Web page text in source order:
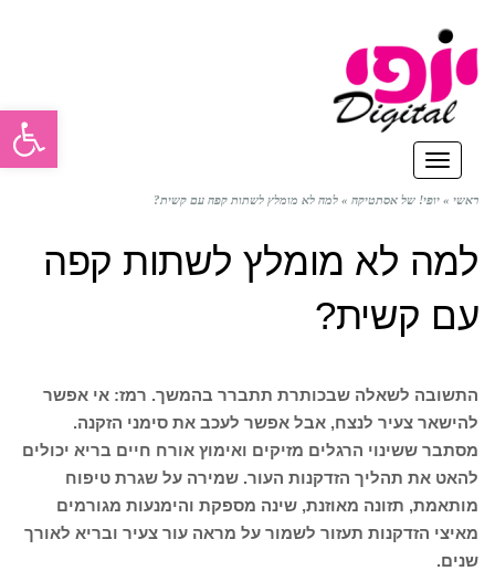
תפריט
ראשי » יופי! של אסתטיקה » למה לא מומלץ לשתות קפה עם קשית?
למה לא מומלץ לשתות קפה
עם קשית?
התשובה לשאלה שבכותרת תתברר בהמשך. רמז: אי אפשר
להישאר צעיר לנצח, אבל אפשר לעכב את סימני הזקנה.
מסתבר ששינוי הרגלים מזיקים ואימוץ אורח חיים בריא יכולים
להאט את תהליך הזדקנות העור. שמירה על שגרת טיפוח
מותאמת, תזונה מאוזנת, שינה מספקת והימנעות מגורמים
מאיצי הזדקנות תעזור לשמור על מראה עור צעיר ובריא לאורך
שנים.
פתח